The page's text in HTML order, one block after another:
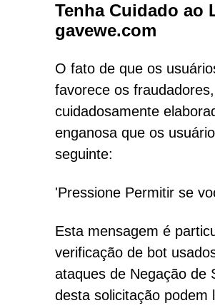
Tenha Cuidado ao
gavewe.com
O fato de que os
favorece os
cuidadosamente
enganosa que os
seguinte:
'Pressione Permitir se
Esta mensagem é
verificação de bot
ataques de Negação de
desta solicitação podem